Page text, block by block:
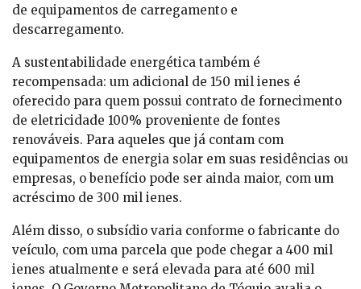
de equipamentos de carregamento e
descarregamento.
A sustentabilidade energética também é
recompensada: um adicional de 150 mil ienes é
oferecido para quem possui contrato de fornecimento
de eletricidade 100% proveniente de fontes
renováveis. Para aqueles que já contam com
equipamentos de energia solar em suas residências ou
empresas, o benefício pode ser ainda maior, com um
acréscimo de 300 mil ienes.
Além disso, o subsídio varia conforme o fabricante do
veículo, com uma parcela que pode chegar a 400 mil
ienes atualmente e será elevada para até 600 mil